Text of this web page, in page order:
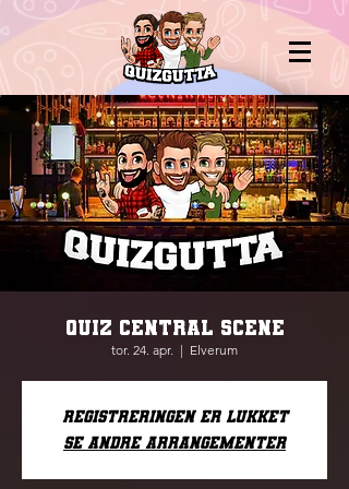
QUIZ CENTRAL SCENE
tor. 24. apr.
  |
Elverum
Registreringen er lukket
Se andre arrangementer